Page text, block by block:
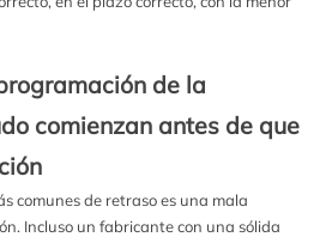
de la
comienzan antes de que
comunes de retraso es una mala
Incluso un fabricante con una sólida